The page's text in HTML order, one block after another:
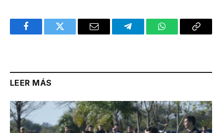
FacebookTwitter Email TelegramWhatsAppCopy
LEER MÁS